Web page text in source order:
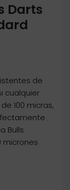
Darts
de
cualquier
100 micras,
Bulls
micrones